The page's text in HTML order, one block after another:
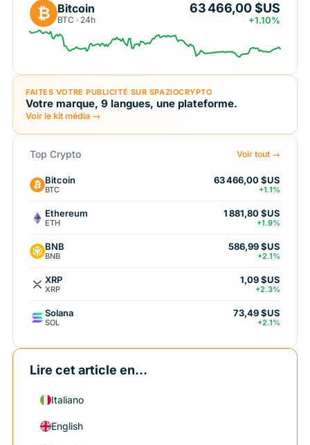
₿ Bitcoin
BTC · 24h
63 466,00 $US
+1.10%
FAITES VOTRE PUBLICITÉ SUR SPAZIOCRYPTO
Votre marque, 9 langues, une plateforme.
Voir le kit média →
Top Crypto Voir tout →
Bitcoin
BTC
63 466,00 $US
+1.1%
Ethereum
ETH
1 881,80 $US
+1.9%
BNB
BNB
586,99 $US
+2.1%
XRP
XRP
1,09 $US
+2.3%
Solana
SOL
73,49 $US
+2.1%
Lire cet article en...
Italiano
English